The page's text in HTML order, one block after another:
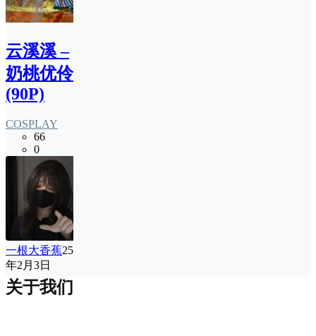
云溪溪 –
奶桃优伶
(90P)
COSPLAY
66
0
一根大香蕉25
年2月3日
关于我们